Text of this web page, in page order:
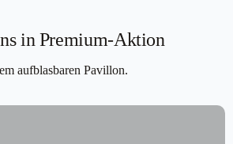
in Premium-Aktion
aufblasbaren Pavillon.